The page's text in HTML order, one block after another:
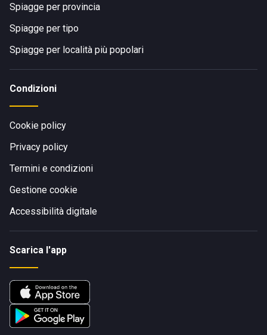
Spiagge per provincia
Spiagge per tipo
Spiagge per località più popolari
Condizioni
Cookie policy
Privacy policy
Termini e condizioni
Gestione cookie
Accessibilità digitale
Scarica l'app